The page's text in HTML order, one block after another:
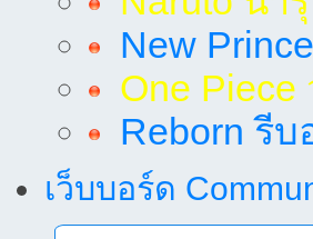
New
One
Reborn รีบ
เว็บบอร์ด